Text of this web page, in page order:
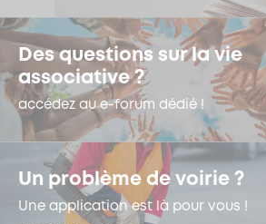
Des questions sur la vie
associative ?
accédez au e-forum dédié !
Un problème de voirie ?
Une application est là pour vous !